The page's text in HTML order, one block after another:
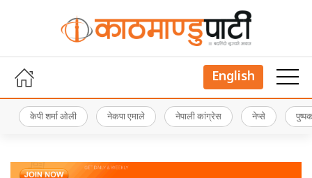
English
केपी शर्मा ओली नेकपा एमाले नेपाली कांग्रेस नेप्से